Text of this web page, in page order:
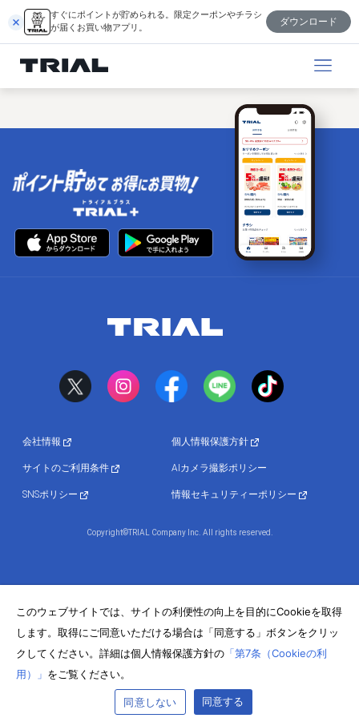
内
すぐにポイントが貯められる。限定クーポンやチラシ
が届くお買い物アプリ。
ダウンロード
会社情報 個人情報保護方針
サイトのご利用条件 AIカメラ撮影ポリシー
SNSポリシー 情報セキュリティーポリシー
Copyright©TRIAL Company Inc. All rights reserved.
このウェブサイトでは、サイトの利便性の向上を目的にCookieを取得
します。取得にご同意いただける場合は「同意する」ボタンをクリッ
クしてください。詳細は個人情報保護方針の 「第7条（Cookieの利
用）」 をご覧ください。
同意する
同意しない